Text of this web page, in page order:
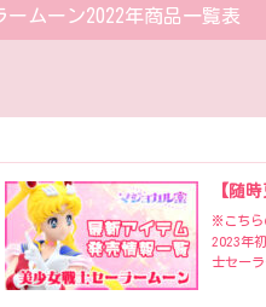
ームーン2022年商品一覧表
【随
※こちら
2023年
士セー